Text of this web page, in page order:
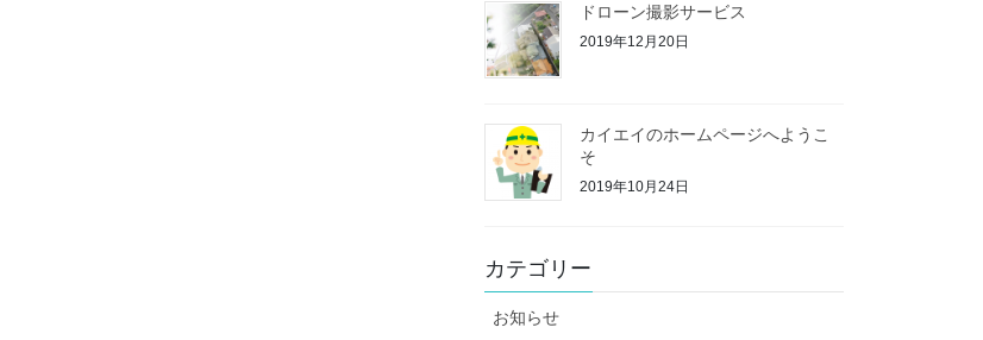
ドローン撮影サービス
2019年12月20日
カイエイのホームページへようこ
そ
2019年10月24日
カテゴリー
お知らせ